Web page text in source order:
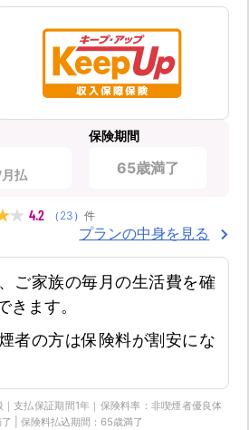
保険期間
65歳満了
4.2 （ 23 ） 件
プランの中身を見る
ご家族の毎月の生活費を確
きます。
者の方は保険料が割安にな
支払保証期間1年｜保険料率：非喫煙者優良体
| 保険料払込期間：65歳満了